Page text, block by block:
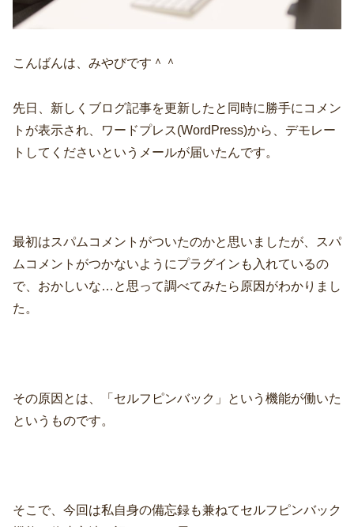
こんばんは、みやびです＾＾
先日、新しくブログ記事を更新したと同時に勝手にコメン
トが表示され、ワードプレス(WordPress)から、デモレー
トしてくださいというメールが届いたんです。
最初はスパムコメントがついたのかと思いましたが、スパ
ムコメントがつかないようにプラグインも入れているの
で、おかしいな…と思って調べてみたら原因がわかりまし
た。
その原因とは、「セルフピンバック」という機能が働いた
というものです。
そこで、今回は私自身の備忘録も兼ねてセルフピンバック